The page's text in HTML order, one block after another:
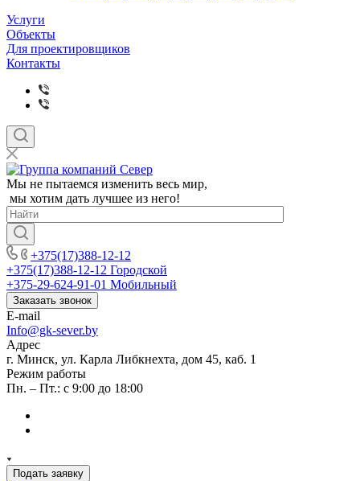
Услуги
Объекты
Для проектировщиков
Контакты
Мы не пытаемся изменить весь мир,
мы хотим дать лучшее из него!
+375(17)388-12-12
+375(17)388-12-12 Городской
+375-29-624-91-01 Мобильный
Заказать звонок
E-mail
Info@gk-sever.by
Адрес
г. Минск, ул. Карла Либкнехта, дом 45, каб. 1
Режим работы
Пн. – Пт.: с 9:00 до 18:00
Подать заявку